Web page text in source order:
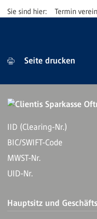
Termin
Seite drucken
IID (Clearing-Nr.)
BIC/SWIFT-Code
MWST-Nr.
UID-Nr.
Hauptsitz und